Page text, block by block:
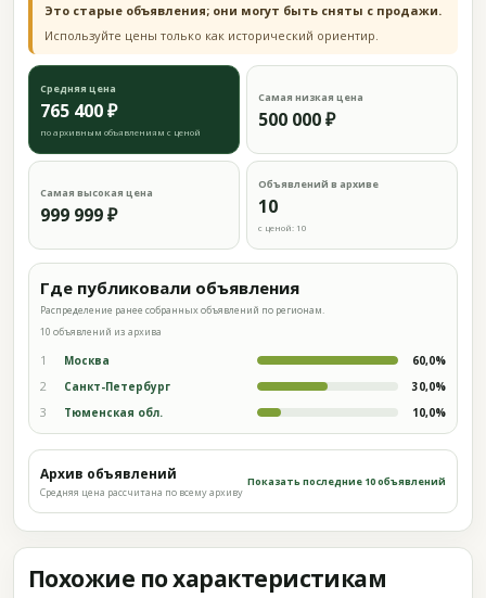
Это старые объявления; они могут быть сняты с продажи.
Используйте цены только как исторический ориентир.
Средняя цена
765 400 ₽
по архивным объявлениям с ценой
Самая низкая цена
500 000 ₽
Самая высокая цена
999 999 ₽
Объявлений в архиве
10
с ценой: 10
Где публиковали объявления
Распределение ранее собранных объявлений по регионам.
10 объявлений из архива
1 Москва 60,0%
2 Санкт-Петербург 30,0%
3 Тюменская обл. 10,0%
Архив объявлений
Средняя цена рассчитана по всему архиву
Показать последние 10 объявлений
Похожие по характеристикам